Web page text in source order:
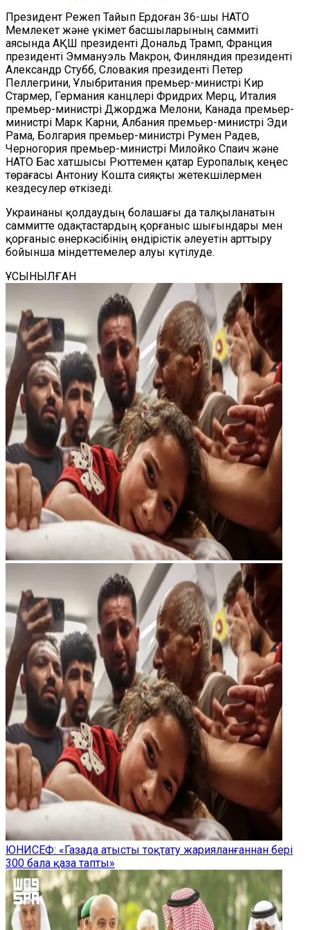
Президент Режеп Тайып Ердоған 36-шы НАТО
Мемлекет және үкімет басшыларының саммиті
аясында АҚШ президенті Дональд Трамп, Франция
президенті Эммануэль Макрон, Финляндия президенті
Александр Стубб, Словакия президенті Петер
Пеллегрини, Ұлыбритания премьер-министрі Кир
Стармер, Германия канцлері Фридрих Мерц, Италия
премьер-министрі Джорджа Мелони, Kaнада премьер-
министрі Марк Карни, Албания премьер-министрі Эди
Рама, Болгария премьер-министрі Румен Радев,
Черногория премьер-министрі Милойко Спаич және
НАТО Бас хатшысы Рюттемен қатар Еуропалық кеңес
төрағасы Антониу Кошта сияқты жетекшілермен
кездесулер өткізеді.
Украинаны қолдаудың болашағы да талқыланатын
саммитте одақтастардың қорғаныс шығындары мен
қорғаныс өнеркәсібінің өндірістік әлеуетін арттыру
бойынша міндеттемелер алуы күтілуде.
ҰСЫНЫЛҒАН
ЮНИСЕФ: «Газада атысты тоқтату жарияланғаннан бері
300 бала қаза тапты»